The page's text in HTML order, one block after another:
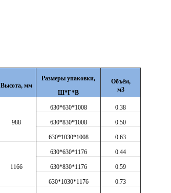
Высота, мм
Размеры упаковки,
Ш*Г*В
Объём,
м3
988
630*630*1008 0.38
630*830*1008 0.50
630*1030*1008 0.63
1166
630*630*1176 0.44
630*830*1176 0.59
630*1030*1176 0.73